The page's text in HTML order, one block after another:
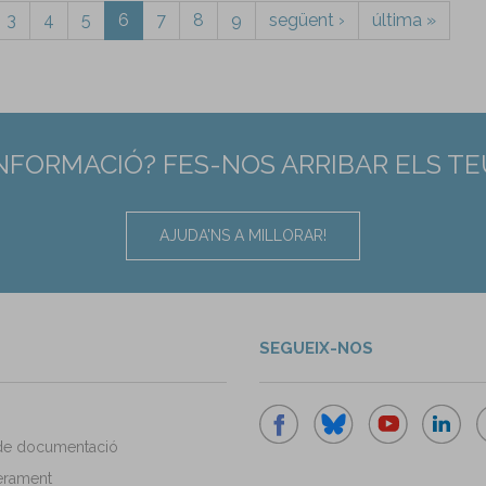
3 4 5 6 7 8 9 següent › última »
FES-NOS ARRIBAR ELS
AJUDA'NS A MILLORAR!
documentació
SEGUEIX-NOS